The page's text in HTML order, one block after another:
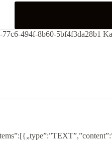
77c6-494f-8b60-5bf4f3da28b1